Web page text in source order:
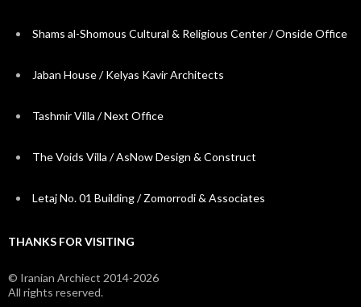
Shams al-Shomous Cultural & Religious Center / Onside Office
Jaban House / Kelyas Kavir Architects
Tashmir Villa / Next Office
The Voids Villa / AsNow Design & Construct
Letaj No. 01 Building / Zomorrodi & Associates
THANKS FOR VISITING
© Iranian Archiect 2014-2026
All rights reserved.